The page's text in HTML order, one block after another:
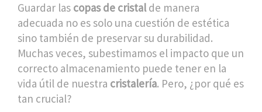
Guardar las copas de cristalde manera
adecuada no es solo una cuestión de estética
sino también de preservar su durabilidad.
Muchas veces, subestimamos el impacto que un
correcto almacenamiento puede tener en la
vida útil de nuestra cristalería. Pero, ¿por qué es
tan crucial?